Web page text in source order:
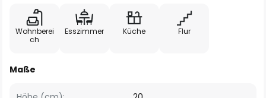
Wohnberei
ch
Esszimmer Küche Flur
Maße